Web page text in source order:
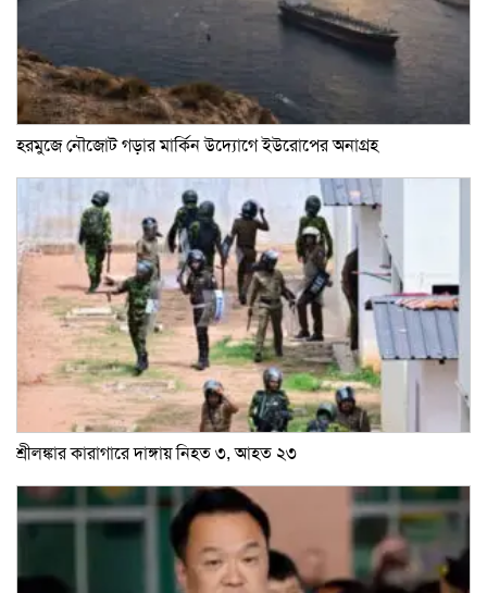
হরমুজে নৌজোট গড়ার মার্কিন উদ্যোগে ইউরোপের অনাগ্রহ
শ্রীলঙ্কার কারাগারে দাঙ্গায় নিহত ৩, আহত ২৩